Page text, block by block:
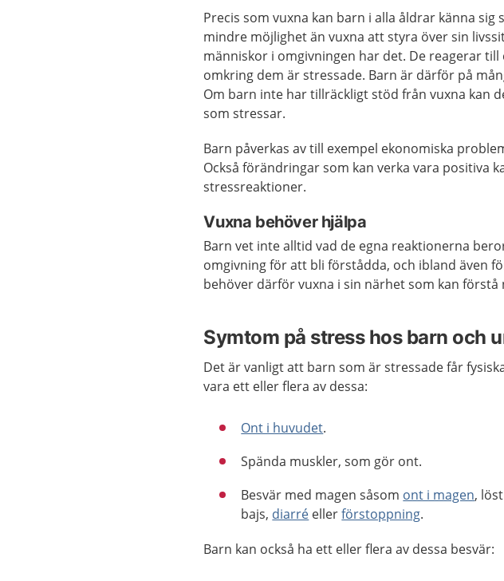
Precis som vuxna kan barn i alla åldrar känna
mindre möjlighet än vuxna att styra över sin
människor i omgivningen har det. De reagerar till
omkring dem är stressade. Barn är därför på
Om barn inte har tillräckligt stöd från vuxna kan
som stressar.
Barn påverkas av till exempel ekonomiska
Också förändringar som kan verka vara positiva
stressreaktioner.
Vuxna behöver hjälpa
Barn vet inte alltid vad de egna reaktionerna
omgivning för att bli förstådda, och ibland även
behöver därför vuxna i sin närhet som kan
Symtom på stress hos barn och
Det är vanligt att barn som är stressade får
vara ett eller flera av dessa:
Ont i huvudet.
Spända muskler, som gör ont.
Besvär med magen såsom ont i magen,
bajs, diarré ellerförstoppning.
Barn kan också ha ett eller flera av dessa besvär: